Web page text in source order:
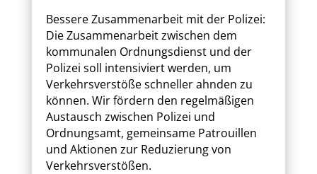
Bessere Zusammenarbeit mit der Polizei:
Die Zusammenarbeit zwischen dem
kommunalen Ordnungsdienst und der
Polizei soll intensiviert werden, um
Verkehrsverstöße schneller ahnden zu
können. Wir fördern den regelmäßigen
Austausch zwischen Polizei und
Ordnungsamt, gemeinsame Patrouillen
und Aktionen zur Reduzierung von
Verkehrsverstößen.